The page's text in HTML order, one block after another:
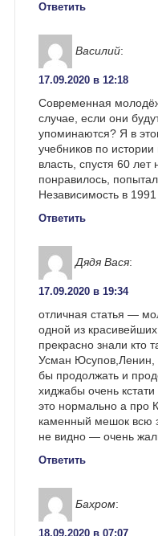
Ответить
Василий:
17.09.2020 в 12:18
Современная
случае, если они
упоминаются? Я в
учебников по
власть, спустя 60
понравилось,
Независимость в
Ответить
Дядя Вася:
17.09.2020 в 19:34
отличная статья —
одной из
прекрасно знали кто
Усман Юсупов,Ленин,
бы продолжать и
хиджабы очень
это нормально а про
каменный мешок всю
не видно — очень
Ответить
Бахром:
18.09.2020 в 07:07